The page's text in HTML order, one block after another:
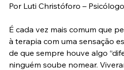
Por Luti Christóforo – Psicólogo
É cada vez mais comum que
à terapia com uma sensação
de que sempre houve algo
ninguém soube nomear.